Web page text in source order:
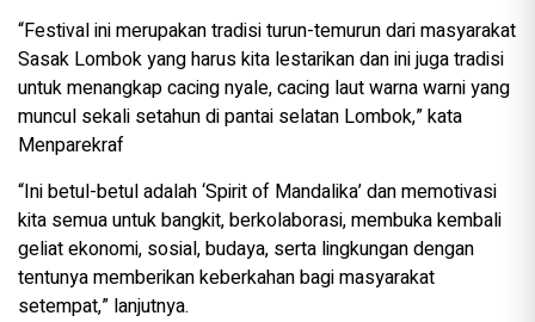
“Festival ini merupakan tradisi turun-temurun dari masyarakat
Sasak Lombok yang harus kita lestarikan dan ini juga tradisi
untuk menangkap cacing nyale, cacing laut warna warni yang
muncul sekali setahun di pantai selatan Lombok,” kata
Menparekraf
“Ini betul-betul adalah ‘Spirit of Mandalika’ dan memotivasi
kita semua untuk bangkit, berkolaborasi, membuka kembali
geliat ekonomi, sosial, budaya, serta lingkungan dengan
tentunya memberikan keberkahan bagi masyarakat
setempat,” lanjutnya.